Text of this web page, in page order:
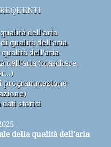
dell'aria
qualità dell'aria
dell'aria
dell'aria (maschere,
programmazione
dati storici
della qualità dell’aria